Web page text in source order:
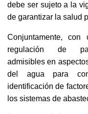
debe ser sujeto a la
de garantizar la salud
Conjuntamente,
regulación de
admisibles en
del agua para
identificación de
los sistemas de